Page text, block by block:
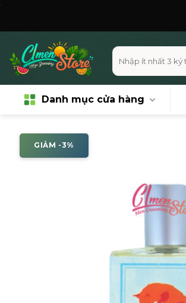
Tìm
kiếm:
Danh mục cửa hàng
GIẢM -3%